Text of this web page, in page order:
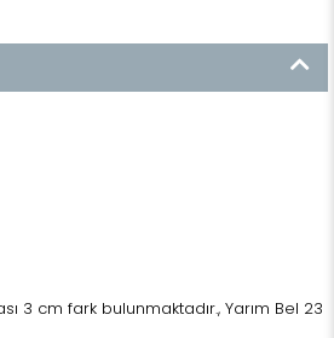
3 cm fark bulunmaktadır., Yarım Bel 23